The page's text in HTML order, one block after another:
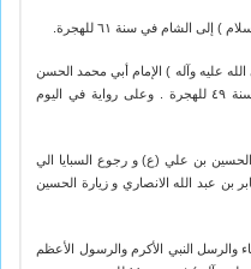
الشام في سنة ٦١ للهجرة.
عليه وآله ) الإمام أبي محمد الحسن
بن علي المجتبى ( عليه السلام ) في سنة ٤٩ للهجرة . وعلى رواية في اليوم
الحسين بن علي (ع) و رجوع السبايا الي
بن عبد الله الانصاري و زيارة الحسين
والرسل النبي الأكرم والرسول الأعظم